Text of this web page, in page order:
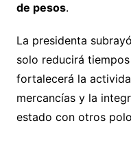
de pesos.
La presidenta
solo reducirá
fortalecerá la
mercancías y la
estado con otros